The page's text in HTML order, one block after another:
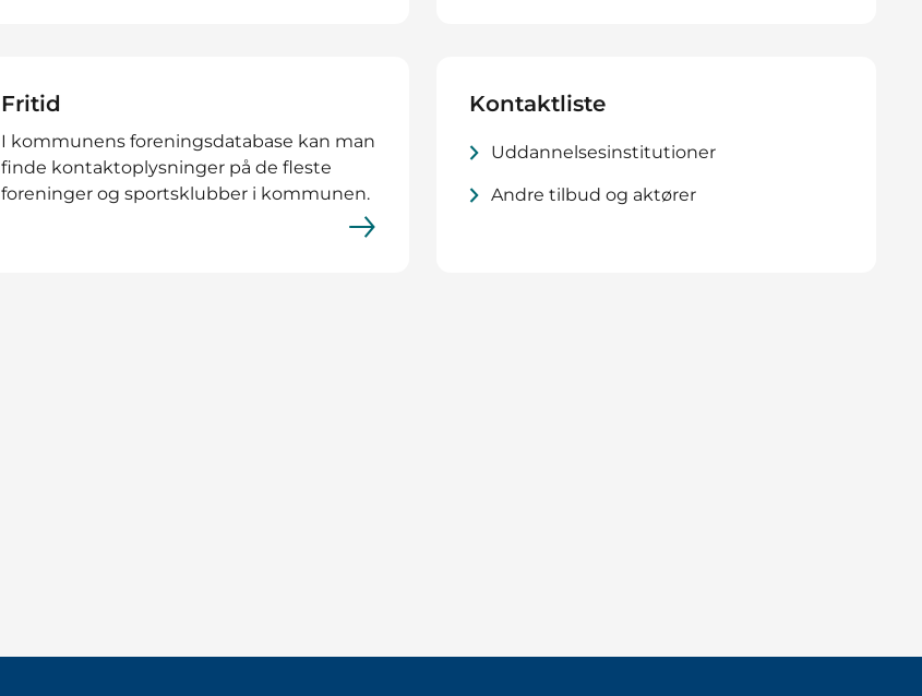
Fritid
I kommunens foreningsdatabase kan man
finde kontaktoplysninger på de fleste
foreninger og sportsklubber i kommunen.
Kontaktliste
Uddannelsesinstitutioner
Andre tilbud og aktører